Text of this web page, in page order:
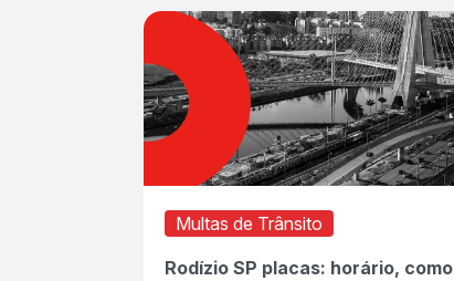
Multas de Trânsito
Rodízio SP placas: horário, como